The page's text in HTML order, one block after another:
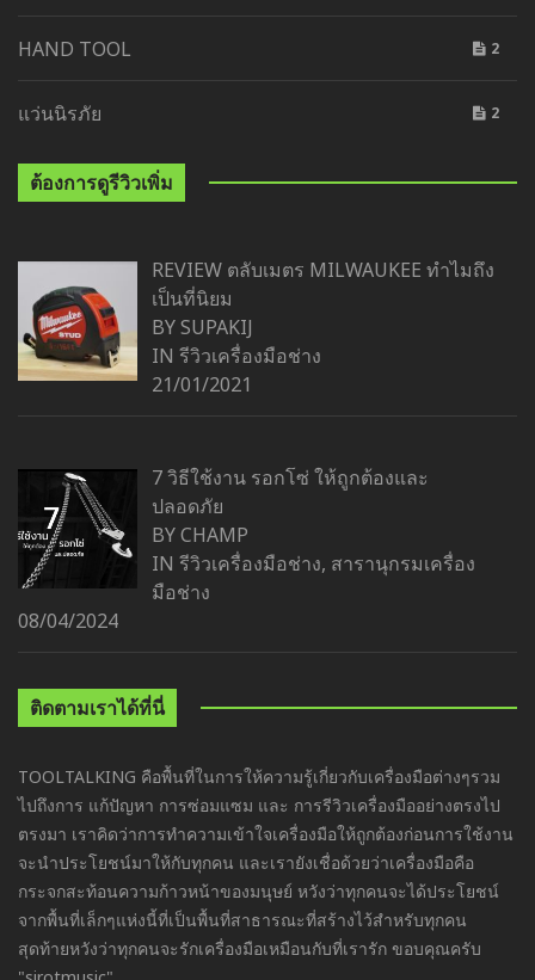
HAND TOOL 2
แว่นนิรภัย 2
ต้องการดูรีวิวเพิ่ม
REVIEW ตลับเมตร MILWAUKEE ทำไมถึง
เป็นที่นิยม
BY SUPAKIJ
IN รีวิวเครื่องมือช่าง
21/01/2021
7 วิธีใช้งาน รอกโซ่ ให้ถูกต้องและ
ปลอดภัย
BY CHAMP
IN รีวิวเครื่องมือช่าง, สารานุกรมเครื่อง
มือช่าง
08/04/2024
ติดตามเราได้ที่นี่
TOOLTALKING คือพื้นที่ในการให้ความรู้เกี่ยวกับเครื่องมือต่างๆรวม
ไปถึงการ แก้ปัญหา การซ่อมแซม และ การรีวิวเครื่องมืออย่างตรงไป
ตรงมา เราคิดว่าการทำความเข้าใจเครื่องมือให้ถูกต้องก่อนการใช้งาน
จะนำประโยชน์มาให้กับทุกคน และเรายังเชื่อด้วยว่าเครื่องมือคือ
กระจกสะท้อนความก้าวหน้าของมนุษย์ หวังว่าทุกคนจะได้ประโยชน์
จากพื้นที่เล็กๆแห่งนี้ที่เป็นพื้นที่สาธารณะที่สร้างไว้สำหรับทุกคน
สุดท้ายหวังว่าทุกคนจะรักเครื่องมือเหมือนกับที่เรารัก ขอบคุณครับ